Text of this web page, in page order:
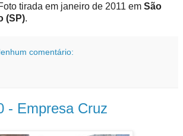
tirada em janeiro de 2011 em São
(SP).
comentário:
- Empresa Cruz